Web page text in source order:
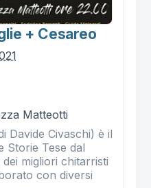
+ Cesareo
Matteotti
Davide Civaschi) è il
Storie Tese dal
migliori chitarristi
con diversi